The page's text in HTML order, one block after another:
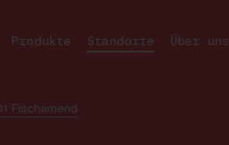
Produkte Standorte Über uns
Fischamend